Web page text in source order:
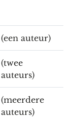
(een auteur)
(twee
auteurs)
(meerdere
auteurs)